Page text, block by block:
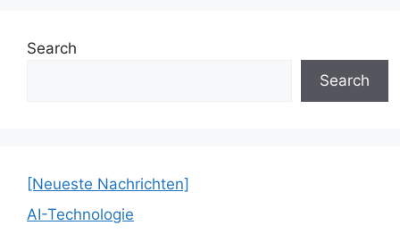
Search
Search
[Neueste Nachrichten]
AI-Technologie